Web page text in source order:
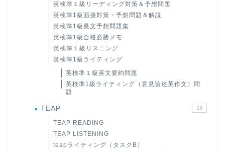
英検準１級リーディング対策＆予想問題
英検準1級面接対策・予想問題＆解説
英検準1級長文予想問題集
英検準1級合格必勝メモ
英検準１級リスニング
英検準1級ライティング
英検準１級英文要約問題
英検準1級ライティング（意見論述英作文）問
題
TEAP 16
TEAP READING
TEAP LISTENING
teapライティング（タスクB）